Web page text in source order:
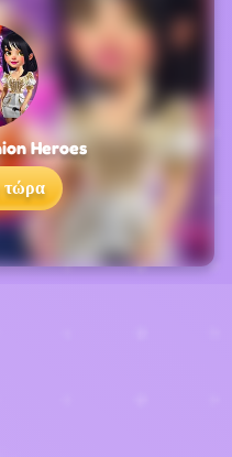
Heroes
τώρα